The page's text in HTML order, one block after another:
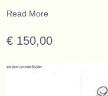
Read More
€ 150,00